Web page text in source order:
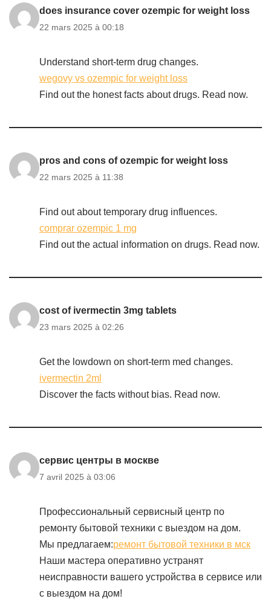
does insurance cover ozempic for weight loss
22 mars 2025 à 00:18
Understand short-term drug changes.
wegovy vs ozempic for weight loss
Find out the honest facts about drugs. Read now.
pros and cons of ozempic for weight loss
22 mars 2025 à 11:38
Find out about temporary drug influences.
comprar ozempic 1 mg
Find out the actual information on drugs. Read now.
cost of ivermectin 3mg tablets
23 mars 2025 à 02:26
Get the lowdown on short-term med changes.
ivermectin 2ml
Discover the facts without bias. Read now.
сервис центры в москве
7 avril 2025 à 03:06
Профессиональный сервисный центр по
ремонту бытовой техники с выездом на дом.
Мы предлагаем:ремонт бытовой техники в мск
Наши мастера оперативно устранят
неисправности вашего устройства в сервисе или
с выездом на дом!